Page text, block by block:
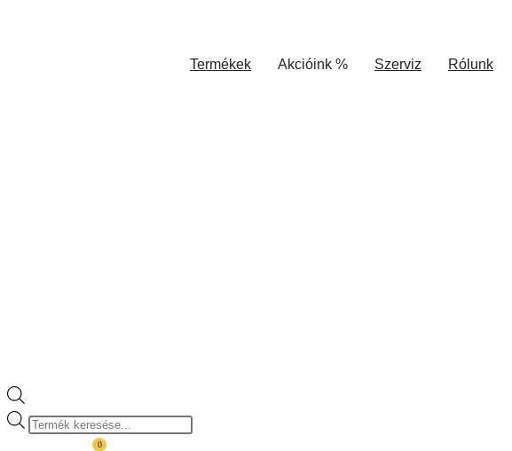
Termékek Akcióink % Szerviz Rólunk
Products
0